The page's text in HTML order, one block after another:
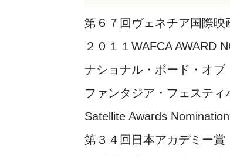
第６７回ヴェネチア国際
２０１１WAFCA AWARD
ナショナル・ボード・オ
ファンタジア・フェステ
Satellite Awards
第３４回日本アカデミー